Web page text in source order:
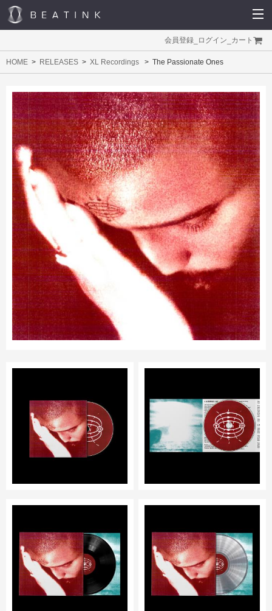
会員登録 ログイン カート
HOME RELEASES XL Recordings The Passionate Ones